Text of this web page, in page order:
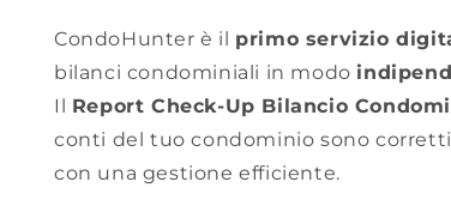
CondoHunter è il primo servizio
bilanci condominiali in modo
Il Report Check-Up Bilancio
conti del tuo condominio sono
con una gestione efficiente.